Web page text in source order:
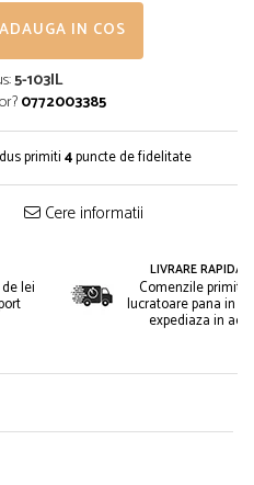
ADAUGA IN COS
5-103IL
0772003385
primiti4puncte de fidelitate
Cere informatii
lei
LIVRARE RAPIDA
Comenzile primite
lucratoare pana in
expediaza in